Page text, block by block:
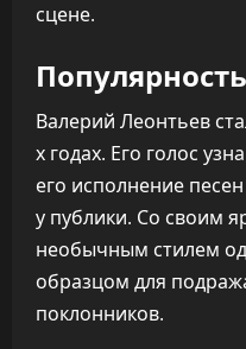
сцене.
Валерий Леонтьев
х годах. Его голос
его исполнение
у публики. Со своим
необычным стилем
образцом для
поклонников.